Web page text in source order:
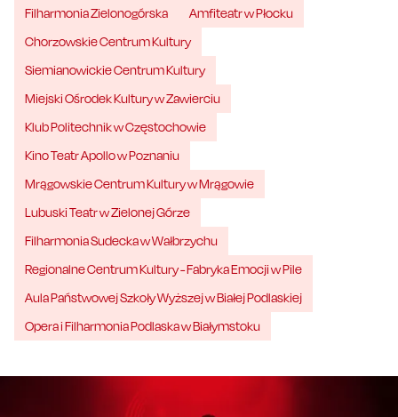
Filharmonia Zielonogórska
Amfiteatr w Płocku
Chorzowskie Centrum Kultury
Siemianowickie Centrum Kultury
Miejski Ośrodek Kultury w Zawierciu
Klub Politechnik w Częstochowie
Kino Teatr Apollo w Poznaniu
Mrągowskie Centrum Kultury w Mrągowie
Lubuski Teatr w Zielonej Górze
Filharmonia Sudecka w Wałbrzychu
Regionalne Centrum Kultury - Fabryka Emocji w Pile
Aula Państwowej Szkoły Wyższej w Białej Podlaskiej
Opera i Filharmonia Podlaska w Białymstoku